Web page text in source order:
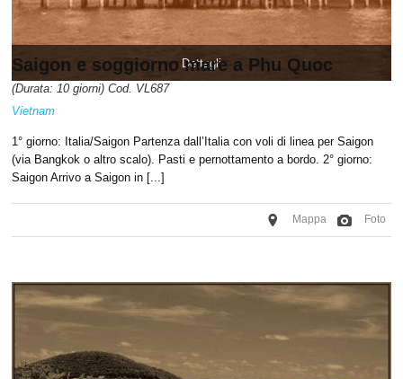
Dettagli
Saigon e soggiorno mare a Phu Quoc
(Durata: 10 giorni) Cod. VL687
Vietnam
1° giorno: Italia/Saigon Partenza dall’Italia con voli di linea per Saigon
(via Bangkok o altro scalo). Pasti e pernottamento a bordo. 2° giorno:
Saigon Arrivo a Saigon in [...]
Foto
Mappa